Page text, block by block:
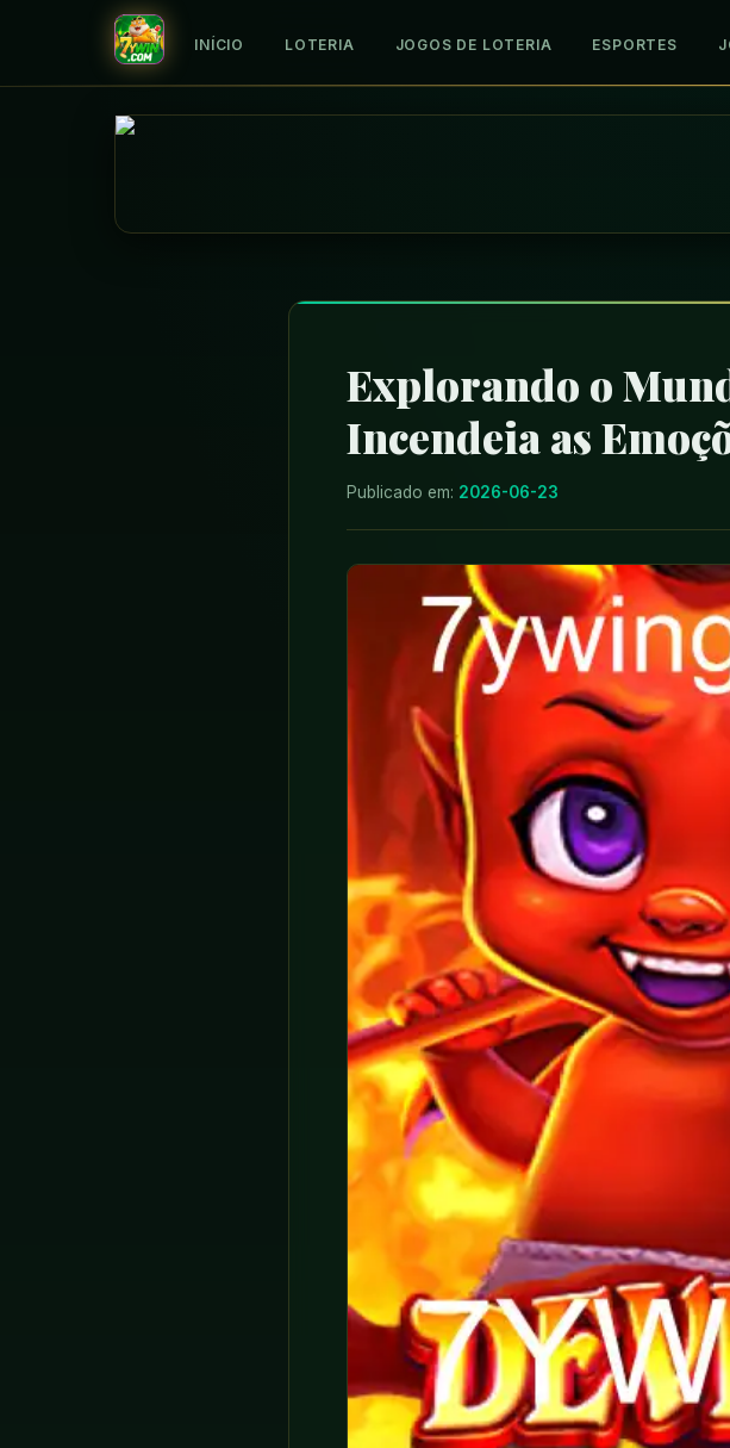
INÍCIO LOTERIA JOGOS DE LOTERIA ESPORTES
Explorando o
Incendeia as
Publicado em: 2026-06-23